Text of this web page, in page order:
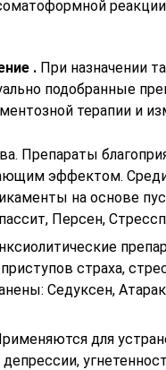
. При назначении
подобранные
терапии и
Препараты
эффектом.
на основе
Персен,
страха,
Седуксен,
для